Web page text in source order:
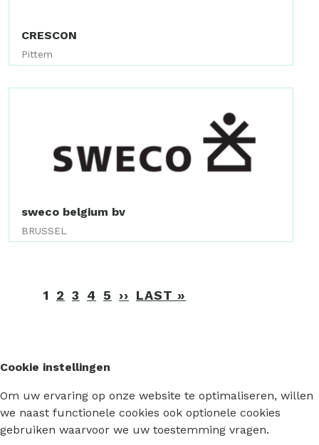
CRESCON
Pittem
sweco belgium bv
BRUSSEL
Paginering
1 2 3 4 5 ›› VOLGENDE
LAST »
Cookie instellingen
Om uw ervaring op onze website te optimaliseren, willen
we naast functionele cookies ook optionele cookies
gebruiken waarvoor we uw toestemming vragen.